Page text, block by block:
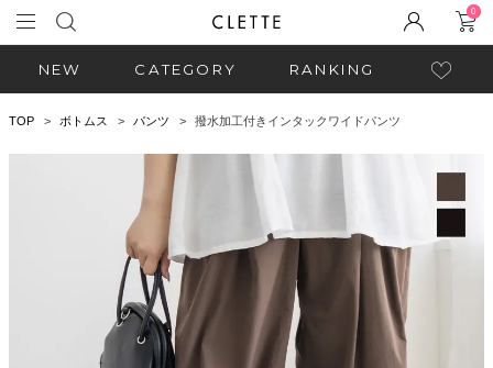
0
NEW CATEGORY RANKING
TOP ボトムス パンツ 撥水加工付きインタックワイドパンツ